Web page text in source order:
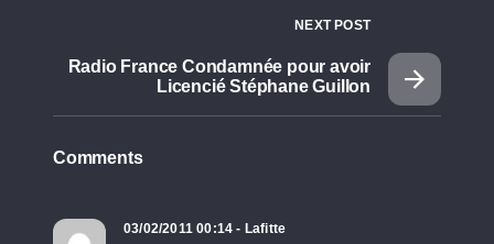
NEXT POST
Radio France Condamnée pour avoir
Licencié Stéphane Guillon
Comments
03/02/2011 00:14 - Lafitte